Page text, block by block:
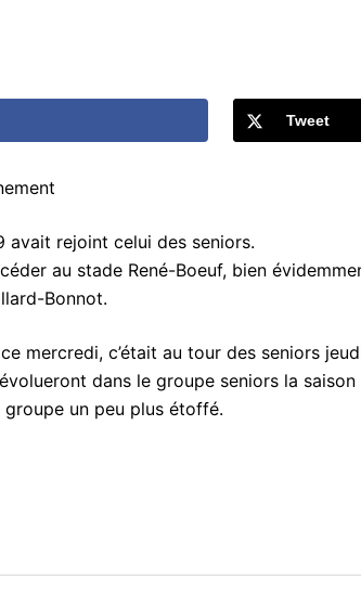
Tweet
avait rejoint celui des seniors.
au stade René-Boeuf, bien
Bonnot.
mercredi, c’était au tour des seniors
dans le groupe seniors la
un peu plus étoffé.